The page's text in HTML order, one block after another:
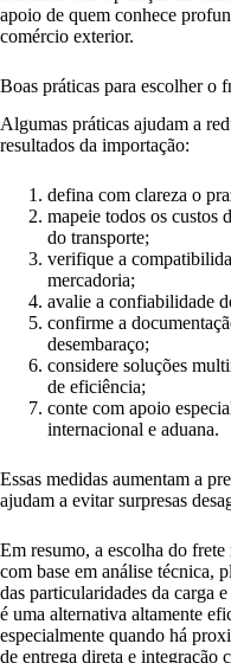
apoio de quem conhece
comércio exterior.
Boas práticas para escolher o
Algumas práticas ajudam a
resultados da importação:
defina com clareza o
mapeie todos os custos
do transporte;
verifique a
mercadoria;
avalie a confiabilidade
confirme a
desembaraço;
considere soluções
de eficiência;
conte com apoio
internacional e aduana.
Essas medidas aumentam a
ajudam a evitar surpresas
Em resumo, a escolha do
com base em análise técnica,
das particularidades da carga
é uma alternativa altamente
especialmente quando há
de entrega direta e integração